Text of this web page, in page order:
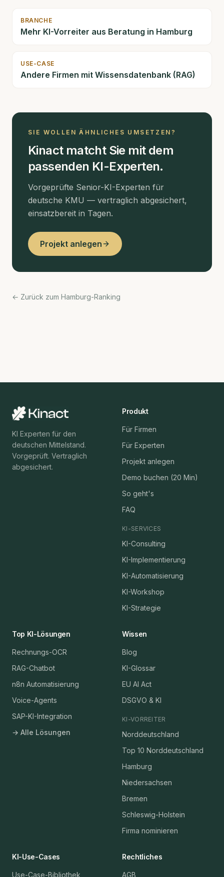
BRANCHE
Mehr KI-Vorreiter aus Beratung in Hamburg
USE-CASE
Andere Firmen mit Wissensdatenbank (RAG)
SIE WOLLEN ÄHNLICHES UMSETZEN?
Kinact matcht Sie mit dem
passenden KI-Experten.
Vorgeprüfte Senior-KI-Experten für
deutsche KMU — vertraglich abgesichert,
einsatzbereit in Tagen.
Projekt anlegen
← Zurück zum Hamburg-Ranking
KI Experten für den
deutschen Mittelstand.
Vorgeprüft. Vertraglich
abgesichert.
Produkt
Für Firmen
Für Experten
Projekt anlegen
Demo buchen (20 Min)
So geht's
FAQ
KI-SERVICES
KI-Consulting
KI-Implementierung
KI-Automatisierung
KI-Workshop
KI-Strategie
Top KI-Lösungen
Rechnungs-OCR
RAG-Chatbot
n8n Automatisierung
Voice-Agents
SAP-KI-Integration
→ Alle Lösungen
Wissen
Blog
KI-Glossar
EU AI Act
DSGVO & KI
KI-VORREITER
Norddeutschland
Top 10 Norddeutschland
Hamburg
Niedersachsen
Bremen
Schleswig-Holstein
Firma nominieren
KI-Use-Cases
Use-Case-Bibliothek
Rechtliches
AGB